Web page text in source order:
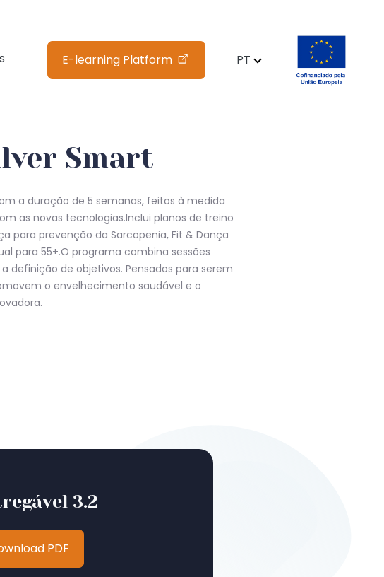
E-learning Platform PT
Smart
a duração de 5 semanas, feitos à medida
as novas tecnologias.Inclui planos de treino
para prevenção da Sarcopenia, Fit & Dança
para 55+.O programa combina sessões
de objetivos. Pensados para serem
o envelhecimento saudável e o
3.2
PDF